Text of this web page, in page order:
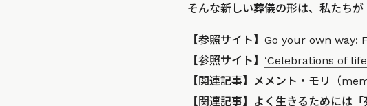
そんな新しい葬儀の形は、私たち
【参照サイト】 Go your own way:
【参照サイト】 ‘Celebrations of
【関連記事】
メメント・モリ（
【関連記事】
よく生きるためには